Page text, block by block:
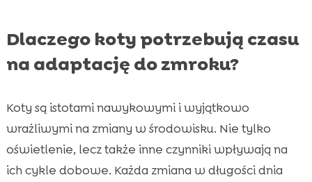
Dlaczego koty potrzebują czasu
na adaptację do zmroku?
Koty są istotami nawykowymi i wyjątkowo
wrażliwymi na zmiany w środowisku. Nie tylko
oświetlenie, lecz także inne czynniki wpływają na
ich cykle dobowe. Każda zmiana w długości dnia